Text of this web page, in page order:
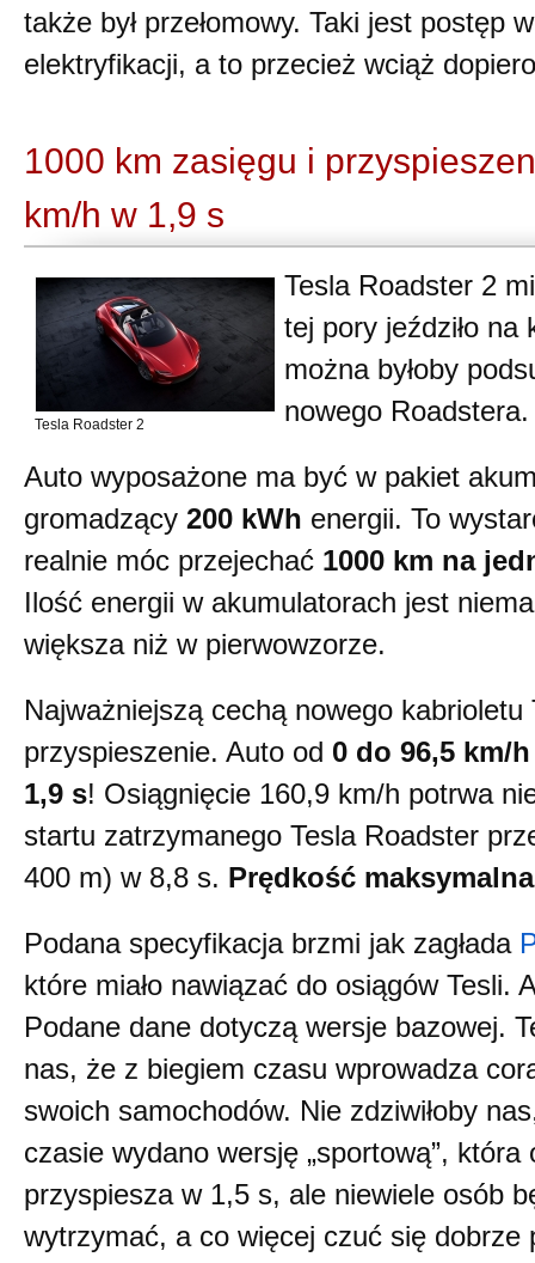
także był przełomowy. Taki jest postęp
elektryfikacji, a to przecież wciąż
1000 km zasięgu i
km/h w 1,9 s
Tesla Roadster 2
Tesla Roadster 2
tej pory jeździło na
można byłoby
nowego Roadstera.
Auto wyposażone ma być w pakiet
gromadzący 200 kWh energii. To
realnie móc przejechać 1000 km na
Ilość energii w akumulatorach jest
większa niż w pierwowzorze.
Najważniejszą cechą nowego kabrioletu
przyspieszenie. Auto od 0 do 96,5 km/
1,9 s! Osiągnięcie 160,9 km/h potrwa
startu zatrzymanego Tesla Roadster
400 m) w 8,8 s. Prędkość
Podana specyfikacja brzmi jak zagłada
które miało nawiązać do osiągów Tesli.
Podane dane dotyczą wersje bazowej.
nas, że z biegiem czasu wprowadza
swoich samochodów. Nie zdziwiłoby
czasie wydano wersję „sportową”,
przyspiesza w 1,5 s, ale niewiele osób
wytrzymać, a co więcej czuć się dobrze